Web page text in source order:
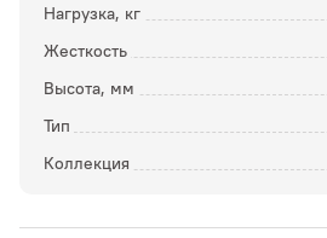
Нагрузка, кг
Жесткость
Высота, мм
Тип
Коллекция